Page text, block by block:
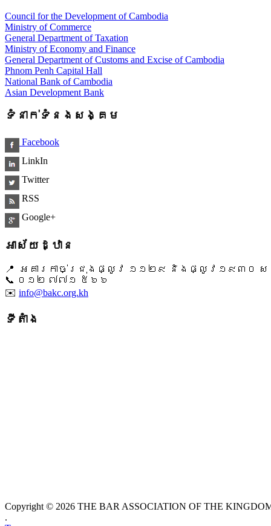
Council for the Development of Cambodia
Ministry of Commerce
General Department of Taxation
Ministry of Economy and Finance
General Department of Customs and Excise of Cambodia
Phnom Penh Capital Hall
National Bank of Cambodia
Asian Development Bank
ទំនាក់ទំនងសង្គម
Facebook
LinkIn
Twitter
RSS
Google+
អាស័យដ្ឋាន
📍 អគារកាច់ជ្រុងផ្លូវ ១១២៩ និងផ្លូវ១៩៣០ ស
📞 ​០១២ ៧៧១ ៥៦៦
✉️ info@bakc.org.kh
ទីតាំង
Copyright © 2026 THE BAR ASSOCIATION OF THE
.